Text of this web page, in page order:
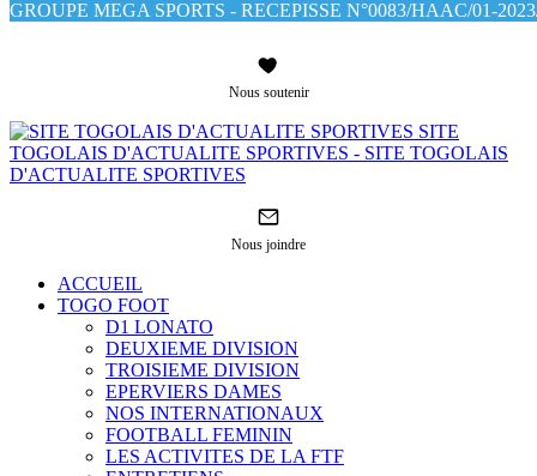
GROUPE MEGA SPORTS - RECEPISSE N°0083/HAAC/01-
Nous soutenir
SITE
TOGOLAIS D'ACTUALITE SPORTIVES - SITE TOGOLAIS
D'ACTUALITE SPORTIVES
Nous joindre
ACCUEIL
TOGO FOOT
D1 LONATO
DEUXIEME DIVISION
TROISIEME DIVISION
EPERVIERS DAMES
NOS INTERNATIONAUX
FOOTBALL FEMININ
LES ACTIVITES DE LA FTF